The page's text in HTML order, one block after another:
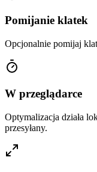
Pomijanie klatek
Opcjonalnie pomijaj
W przeglądarce
Optymalizacja działa
przesyłany.